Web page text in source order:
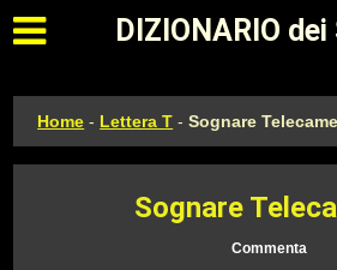
Apri il menu
DIZIONARIO dei
Home - Lettera T -Sognare
Sognare
Commenta